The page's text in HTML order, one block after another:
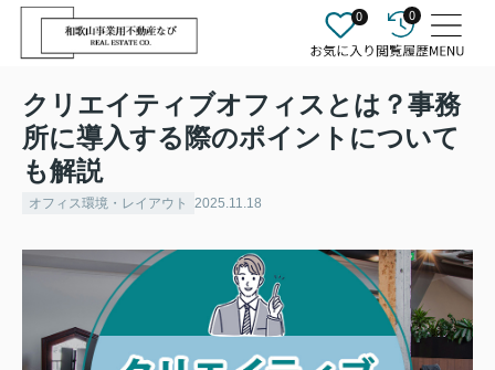
0 0
クリエイティブオフィスとは？事務
所に導入する際のポイントについて
も解説
オフィス環境・レイアウト 2025.11.18